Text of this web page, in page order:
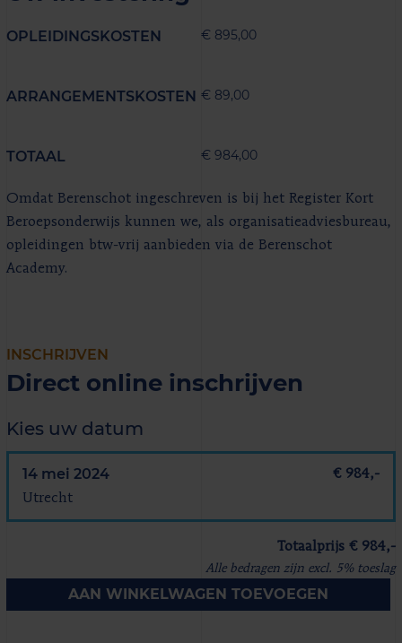
OPLEIDINGSKOSTEN € 895,00
ARRANGEMENTSKOSTEN € 89,00
TOTAAL € 984,00
Omdat Berenschot ingeschreven is bij het Register Kort
Beroepsonderwijs kunnen we, als organisatieadviesbureau,
opleidingen btw-vrij aanbieden via de Berenschot
Academy.
INSCHRIJVEN
Direct online inschrijven
Kies uw datum
14 mei 2024
Utrecht
€ 984,-
Totaalprijs € 984,-
Alle bedragen zijn excl. 5% toeslag
AAN WINKELWAGEN TOEVOEGEN